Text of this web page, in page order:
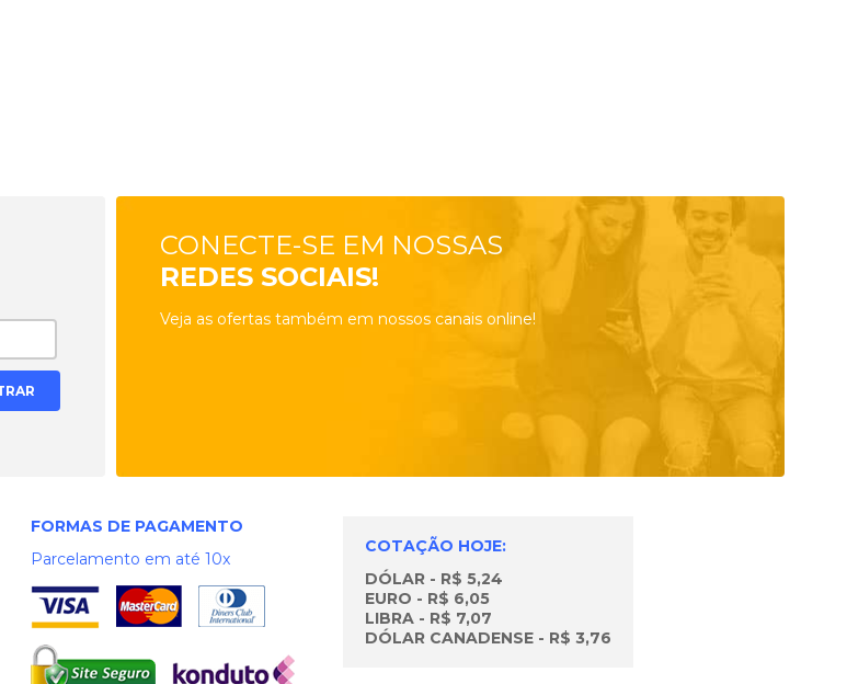
CONECTE-SE EM NOSSAS
REDES SOCIAIS!
Veja as ofertas também em nossos canais online!
FORMAS DE PAGAMENTO
Parcelamento em até 10x
COTAÇÃO HOJE:
DÓLAR - R$ 5,24
EURO - R$ 6,05
LIBRA - R$ 7,07
DÓLAR CANADENSE - R$ 3,76